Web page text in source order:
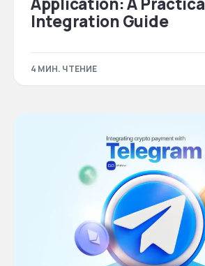
Integration Guide
4 МИН. ЧТЕНИЕ